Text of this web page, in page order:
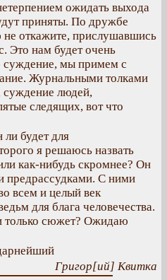
ожидать выхода
приняты. По дружбе
откажите, прислушавшись
Это нам будет очень
суждение, мы примем с
Журнальными толками
суждение людей,
следящих, вот что
будет для
я решаюсь назвать
как-нибудь скромнее? Он
предрассудками. С ними
всем и целый век
для блага человечества.
только сюжет? Ожидаю
Григор[ий] Квитка